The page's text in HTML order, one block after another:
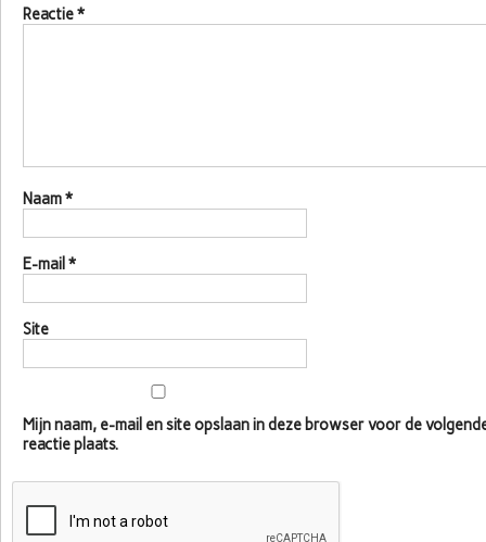
Reactie*
Naam*
E-mail *
Site
Mijn naam, e-mail en site opslaan in deze browser voor de
reactie plaats.